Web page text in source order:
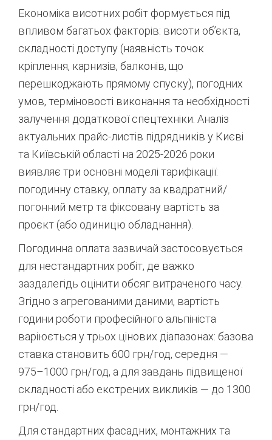
Економіка висотних робіт формується під
впливом багатьох факторів: висоти об’єкта,
складності доступу (наявність точок
кріплення, карнизів, балконів, що
перешкоджають прямому спуску), погодних
умов, терміновості виконання та необхідності
залучення додаткової спецтехніки. Аналіз
актуальних прайс-листів підрядників у Києві
та Київській області на 2025-2026 роки
виявляє три основні моделі тарифікації:
погодинну ставку, оплату за квадратний/
погонний метр та фіксовану вартість за
проєкт (або одиницю обладнання).
Погодинна оплата зазвичай застосовується
для нестандартних робіт, де важко
заздалегідь оцінити обсяг витраченого часу.
Згідно з агрегованими даними, вартість
години роботи професійного альпініста
варіюється у трьох цінових діапазонах: базова
ставка становить 600 грн/год, середня —
975–1000 грн/год, а для завдань підвищеної
складності або екстрених викликів — до 1300
грн/год.
Для стандартних фасадних, монтажних та